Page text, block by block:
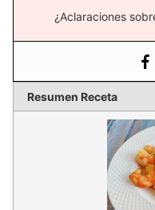
¿Aclaraciones
Resumen Receta